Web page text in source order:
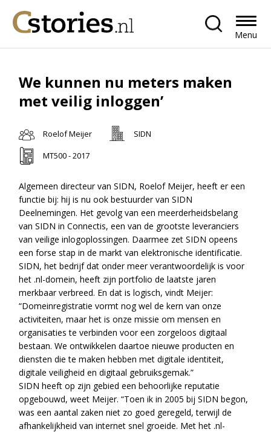
Menu
We kunnen nu meters maken
met veilig inloggen’
Roelof Meijer
SIDN
MT500 - 2017
Algemeen directeur van SIDN, Roelof Meijer, heeft er een
functie bij: hij is nu ook bestuurder van SIDN
Deelnemingen. Het gevolg van een meerderheidsbelang
van SIDN in Connectis, een van de grootste leveranciers
van veilige inlogoplossingen. Daarmee zet SIDN opeens
een forse stap in de markt van elektronische identificatie.
SIDN, het bedrijf dat onder meer verantwoordelijk is voor
het .nl-domein, heeft zijn portfolio de laatste jaren
merkbaar verbreed. En dat is logisch, vindt Meijer:
“Domeinregistratie vormt nog wel de kern van onze
activiteiten, maar het is onze missie om mensen en
organisaties te verbinden voor een zorgeloos digitaal
bestaan. We ontwikkelen daartoe nieuwe producten en
diensten die te maken hebben met digitale identiteit,
digitale veiligheid en digitaal gebruiksgemak.”
SIDN heeft op zijn gebied een behoorlijke reputatie
opgebouwd, weet Meijer. “Toen ik in 2005 bij SIDN begon,
was een aantal zaken niet zo goed geregeld, terwijl de
afhankelijkheid van internet snel groeide. Met het .nl-